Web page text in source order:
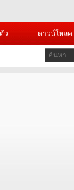
ว ดาวน์โหลด